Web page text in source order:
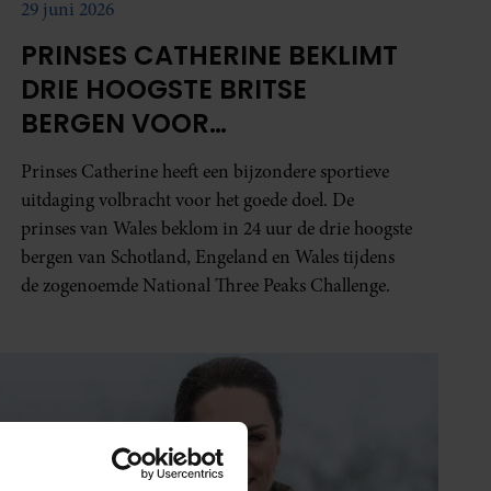
29 juni 2026
PRINSES CATHERINE BEKLIMT
DRIE HOOGSTE BRITSE
BERGEN VOOR
KANKERONDERZOEK
Prinses Catherine heeft een bijzondere sportieve
uitdaging volbracht voor het goede doel. De
prinses van Wales beklom in 24 uur de drie hoogste
bergen van Schotland, Engeland en Wales tijdens
de zogenoemde National Three Peaks Challenge.